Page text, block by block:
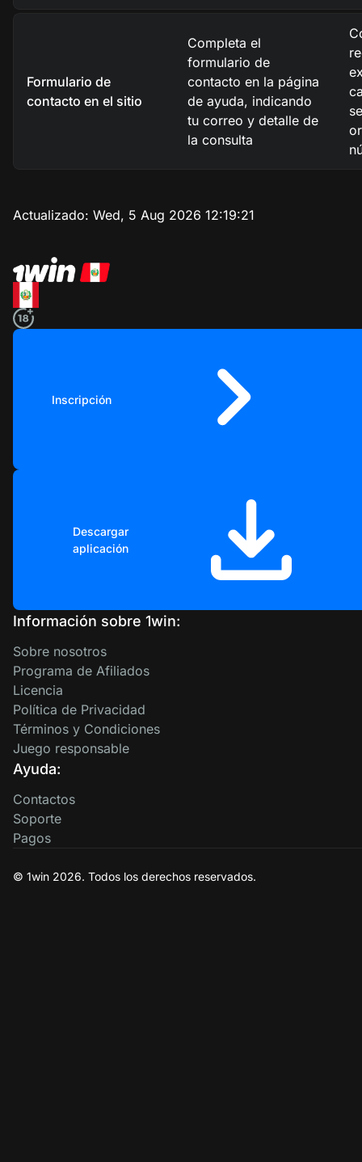
Formulario de
contacto en el sitio
Completa el
formulario de
contacto en la página
de ayuda, indicando
tu correo y detalle de
la consulta
Actualizado: Wed, 5 Aug 2026 12:19:21
Información sobre 1win:
Sobre nosotros
Programa de Afiliados
Licencia
Política de Privacidad
Términos y Condiciones
Juego responsable
Ayuda:
Contactos
Soporte
Pagos
Inscripción
Descargar
aplicación
© 1win 2026. Todos los derechos reservados.